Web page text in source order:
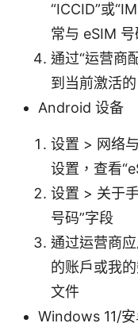
“ICCID”或
常与 eSIM
通过“运营商
到当前激活
Android 设备
设置 > 网络
设置，查看
设置 > 关于
号码”字段
通过运营商
的账户或我
文件
Windows 11/